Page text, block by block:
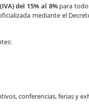
del 15% al 8%para
mediante el
conferencias, ferias y